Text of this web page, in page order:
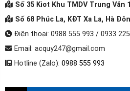
Số 35 Kiot Khu TMDV Trung Văn
Số 68 Phúc La, KĐT Xa La, Hà
Điện thoại: 0988 555 993 / 0933
Email: acquy247@gmail.com
Hotline (Zalo): 0988 555 993